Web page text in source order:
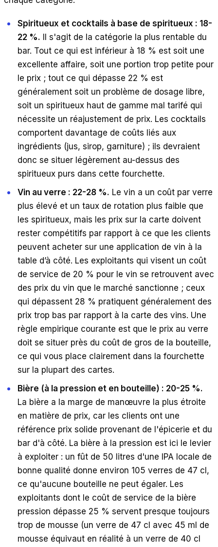
Spiritueux et cocktails à base de spiritueux : 18-
22 %. Il s'agit de la catégorie la plus rentable du
bar. Tout ce qui est inférieur à 18 % est soit une
excellente affaire, soit une portion trop petite pour
le prix ; tout ce qui dépasse 22 % est
généralement soit un problème de dosage libre,
soit un spiritueux haut de gamme mal tarifé qui
nécessite un réajustement de prix. Les cocktails
comportent davantage de coûts liés aux
ingrédients (jus, sirop, garniture) ; ils devraient
donc se situer légèrement au-dessus des
spiritueux purs dans cette fourchette.
Vin au verre : 22-28 %. Le vin a un coût par verre
plus élevé et un taux de rotation plus faible que
les spiritueux, mais les prix sur la carte doivent
rester compétitifs par rapport à ce que les clients
peuvent acheter sur une application de vin à la
table d’à côté. Les exploitants qui visent un coût
de service de 20 % pour le vin se retrouvent avec
des prix du vin que le marché sanctionne ; ceux
qui dépassent 28 % pratiquent généralement des
prix trop bas par rapport à la carte des vins. Une
règle empirique courante est que le prix au verre
doit se situer près du coût de gros de la bouteille,
ce qui vous place clairement dans la fourchette
sur la plupart des cartes.
Bière (à la pression et en bouteille) : 20-25 %.
La bière a la marge de manœuvre la plus étroite
en matière de prix, car les clients ont une
référence prix solide provenant de l'épicerie et du
bar d'à côté. La bière à la pression est ici le levier
à exploiter : un fût de 50 litres d'une IPA locale de
bonne qualité donne environ 105 verres de 47 cl,
ce qu'aucune bouteille ne peut égaler. Les
exploitants dont le coût de service de la bière
pression dépasse 25 % servent presque toujours
trop de mousse (un verre de 47 cl avec 45 ml de
mousse équivaut en réalité à un verre de 40 cl